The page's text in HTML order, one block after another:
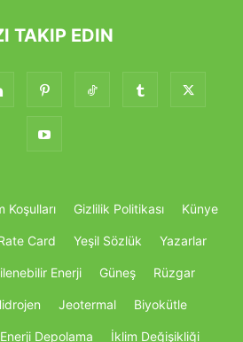
TAKIP EDIN
Koşulları Gizlilik Politikası Künye
Card Yeşil Sözlük Yazarlar
Enerji Güneş Rüzgar
Jeotermal Biyokütle
Enerji Depolama İklim Değişikliği